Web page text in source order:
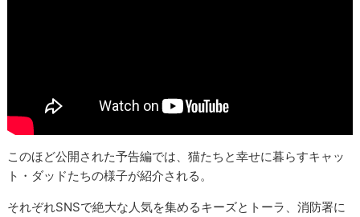
このほど公開された予告編では、猫たちと幸せに暮らすキャッ
ト・ダッドたちの様子が紹介される。
それぞれSNSで絶大な人気を集めるキーズとトーラ、消防署に